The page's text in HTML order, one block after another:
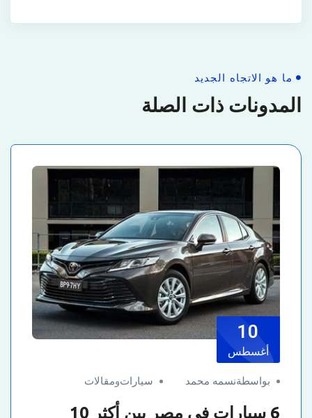
ما هو الاتجاه الجديد
المدونات ذات الصلة
10
أغسطس
بواسطةنسمه محمد سياراتومقالات
6 سيارات في مصر بين أكثر 10